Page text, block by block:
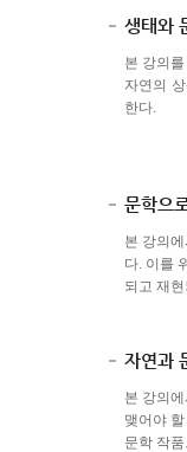
생태와
본 강의
자연의
한다.
문학으
본 강의
다. 이를
되고 재
자연과
본 강의
맺어야
문학 작